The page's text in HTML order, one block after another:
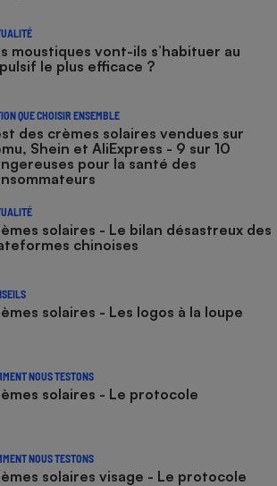
moustiques vont-ils s’habituer au
le plus efficace ?
QUE CHOISIR ENSEMBLE
des crèmes solaires vendues sur
Shein et AliExpress - 9 sur 10
pour la santé des
solaires - Le bilan désastreux des
chinoises
solaires - Les logos à la loupe
NOUS TESTONS
solaires - Le protocole
NOUS TESTONS
solaires visage - Le protocole